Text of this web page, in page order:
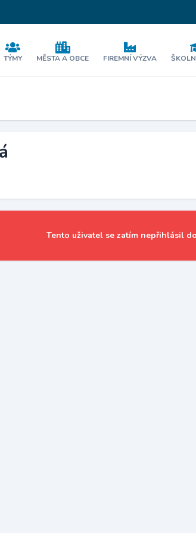
TÝMY MĚSTA A OBCE FIREMNÍ VÝZVA
Tento uživatel se zatím nepřihlásil